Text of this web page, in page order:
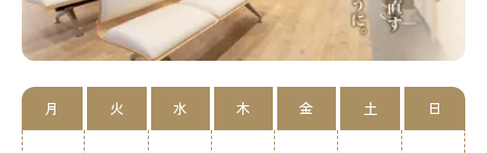
月 火 水 木 金 土 日